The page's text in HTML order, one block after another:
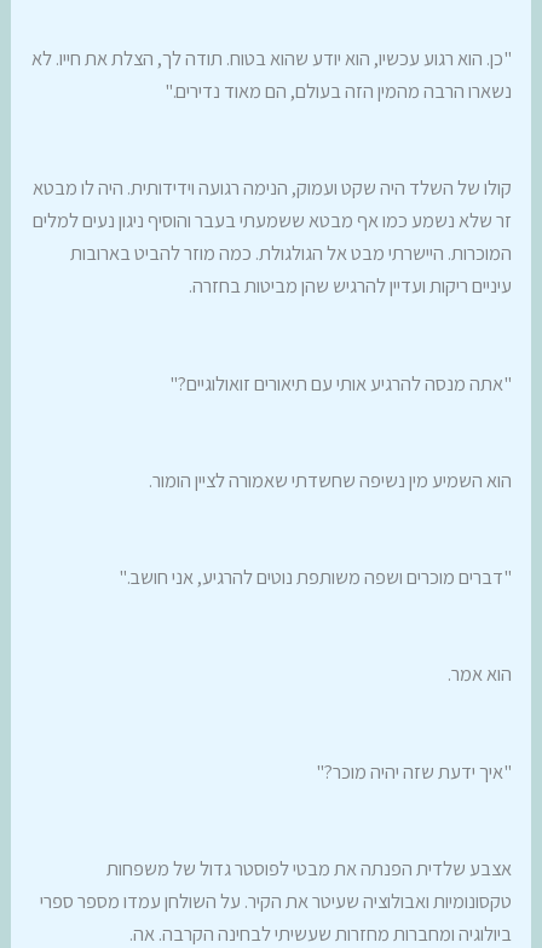
"כן. הוא רגוע עכשיו, הוא יודע שהוא בטוח. תודה לך, הצלת את חייו. לא
נשארו הרבה מהמין הזה בעולם, הם מאוד נדירים."
קולו של השלד היה שקט ועמוק, הנימה רגועה וידידותית. היה לו מבטא
זר שלא נשמע כמו אף מבטא ששמעתי בעבר והוסיף ניגון נעים למלים
המוכרות. היישרתי מבט אל הגולגולת. כמה מוזר להביט בארובות
עיניים ריקות ועדיין להרגיש שהן מביטות בחזרה.
"אתה מנסה להרגיע אותי עם תיאורים זואולוגיים?"
הוא השמיע מין נשיפה שחשדתי שאמורה לציין הומור.
"דברים מוכרים ושפה משותפת נוטים להרגיע, אני חושב."
הוא אמר.
"איך ידעת שזה יהיה מוכר?"
אצבע שלדית הפנתה את מבטי לפוסטר גדול של משפחות
טקסונומיות ואבולוציה שעיטר את הקיר. על השולחן עמדו מספר ספרי
ביולוגיה ומחברות מחזרות שעשיתי לבחינה הקרבה. אה.